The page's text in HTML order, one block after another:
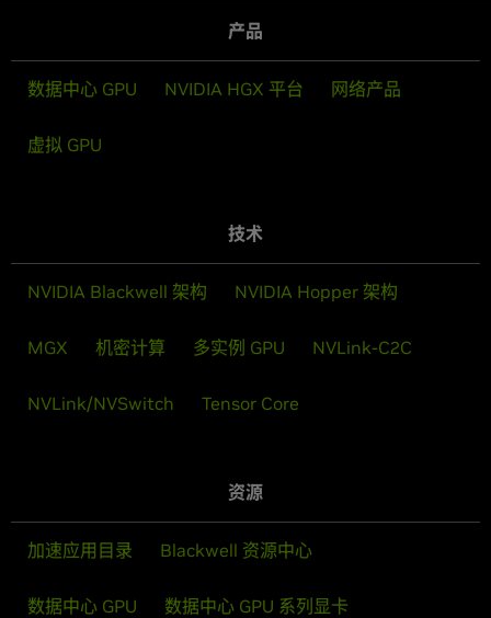
产品
数据中心 GPU NVIDIA HGX 平台 网络产品
虚拟 GPU
技术
NVIDIA Blackwell 架构 NVIDIA Hopper 架构
MGX 机密计算 多实例 GPU NVLink-C2C
NVLink/NVSwitch Tensor Core
资源
加速应用目录 Blackwell 资源中心
数据中心 GPU 数据中心 GPU 系列显卡